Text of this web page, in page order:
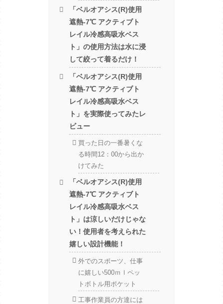
「ベルオアシス(R)使用
遮熱-7℃ アクティブト
レイル冷感高吸水ベス
ト」の使用方法は水に浸
して絞って着るだけ！
「ベルオアシス(R)使用
遮熱-7℃ アクティブト
レイル冷感高吸水ベス
ト」を実際使ってみたレ
ビュー
買った日の一番暑くな
る時間12：00から出か
けてみた
「ベルオアシス(R)使用
遮熱-7℃ アクティブト
レイル冷感高吸水ベス
ト」は涼しいだけじゃな
い！使用者を考えられた
嬉しい設計機能！
外でのスポーツ、仕事
に嬉しい500ｍｌペッ
トボトル用ポケット
工事作業員の方達には